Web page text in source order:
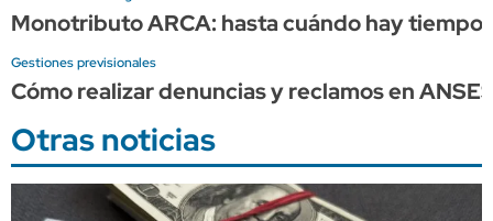
Monotributo ARCA: hasta cuándo hay
Gestiones previsionales
Cómo realizar denuncias y reclamos en
Otras noticias